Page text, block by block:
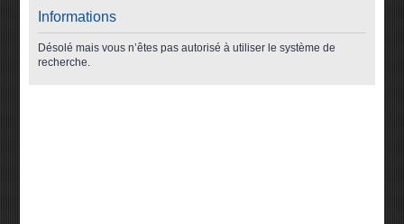
Informations
Désolé mais vous n’êtes pas autorisé à utiliser le système de
recherche.